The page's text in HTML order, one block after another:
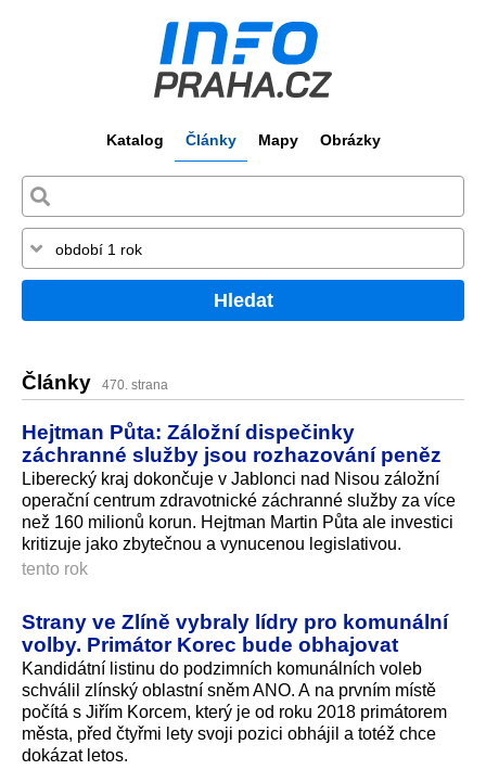
Katalog Články Mapy Obrázky
Hledat
Články 470. strana
Hejtman Půta: Záložní dispečinky
záchranné služby jsou rozhazování peněz
Liberecký kraj dokončuje v Jablonci nad Nisou záložní
operační centrum zdravotnické záchranné služby za více
než 160 milionů korun. Hejtman Martin Půta ale investici
kritizuje jako zbytečnou a vynucenou legislativou.
tento rok
Strany ve Zlíně vybraly lídry pro komunální
volby. Primátor Korec bude obhajovat
Kandidátní listinu do podzimních komunálních voleb
schválil zlínský oblastní sněm ANO. A na prvním místě
počítá s Jiřím Korcem, který je od roku 2018 primátorem
města, před čtyřmi lety svoji pozici obhájil a totéž chce
dokázat letos.